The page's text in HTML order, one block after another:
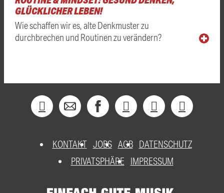
GLÜCKLICHER LEBEN!
Wie schaffen wir es, alte Denkmuster zu
durchbrechen und Routinen zu verändern?
KONTAKT JOBS AGB DATENSCHUTZ
PRIVATSPHÄRE
IMPRESSUM